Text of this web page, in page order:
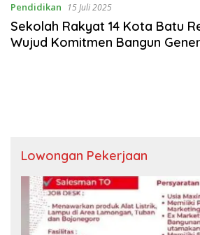
Pendidikan 15 Juli 2025
Sekolah Rakyat 14 Kota Batu
Wujud Komitmen Bangun
Lowongan Pekerjaan